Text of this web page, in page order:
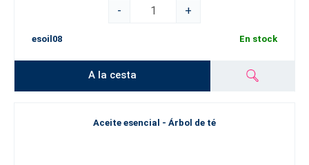
-
+
esoil08 En stock
A la cesta
Aceite esencial - Árbol de té